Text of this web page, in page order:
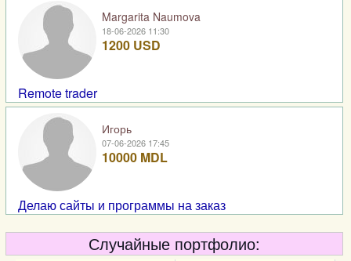
Margarita Naumova
18-06-2026 11:30
1200 USD
Remote trader
Игорь
07-06-2026 17:45
10000 MDL
Делаю сайты и программы на заказ
Случайные портфолио: